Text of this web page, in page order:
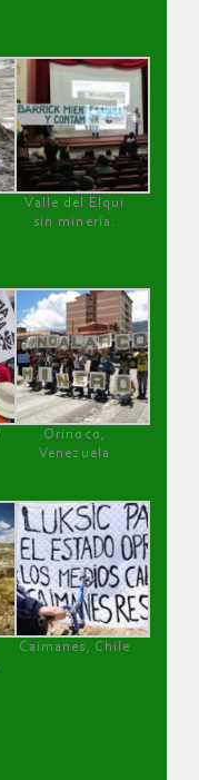
Valle del Elqui
sin minería.
Orinoco,
Venezuela
Caimanes, Chile